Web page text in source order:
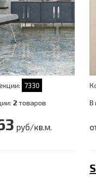
7330
2 товаров
руб/кв.м.
В